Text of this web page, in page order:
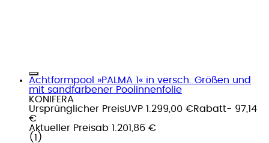
Achtformpool »PALMA 1« in versch. Größen und
mit sandfarbener Poolinnenfolie
KONIFERA
Ursprünglicher PreisUVP 1.299,00 €Rabatt- 97,14
€
Aktueller Preisab 1.201,86 €
( 1 )